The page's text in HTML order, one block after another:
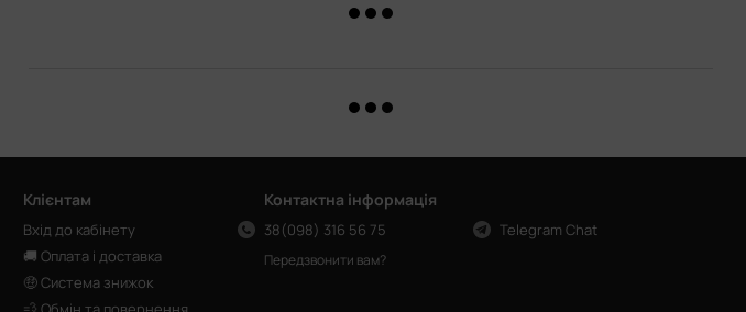
Клієнтам
Вхід до кабінету
🚚 Оплата і доставка
🤑 Система знижок
Контактна інформація
38(098) 316 56 75
Передзвонити вам?
Telegram Chat